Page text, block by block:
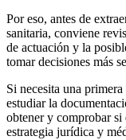
Por eso, antes de
sanitaria, conviene
de actuación y la
tomar decisiones más
Si necesita una
estudiar la
obtener y comprobar si
estrategia jurídica y